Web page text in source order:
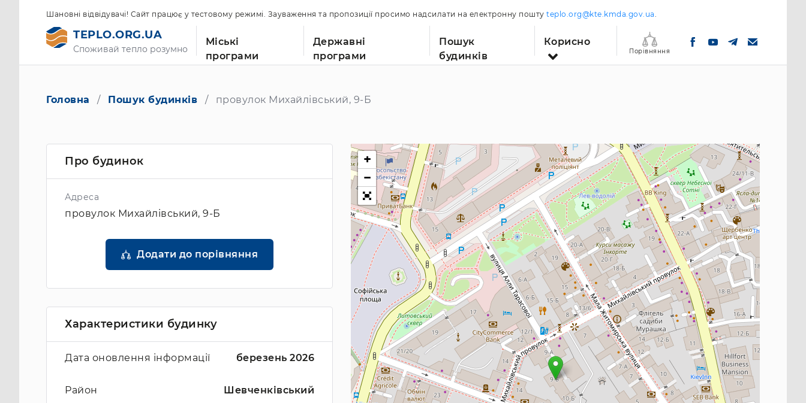
Шановні відвідувачі! Сайт працює у тестовому режимі. Зауваження та пропозиції просимо надсилати на електронну пошту teplo.org@kte.kmda.gov.ua.
TEPLO.ORG.UA
Споживай тепло розумно
Міські
програми
Державні
програми
Пошук
будинків
Корисно
Порівняння
Головна Пошук будинків провулок Михайлівський, 9-Б
Про будинок
Адреса
провулок Михайлівський, 9-Б
Додати до порівняння
Характеристики будинку
Дата оновлення інформації березень 2026
Район Шевченківський
+
−